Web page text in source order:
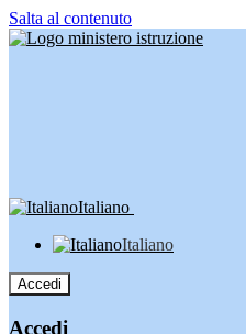
Salta al contenuto
Italiano
Italiano
Accedi
Accedi